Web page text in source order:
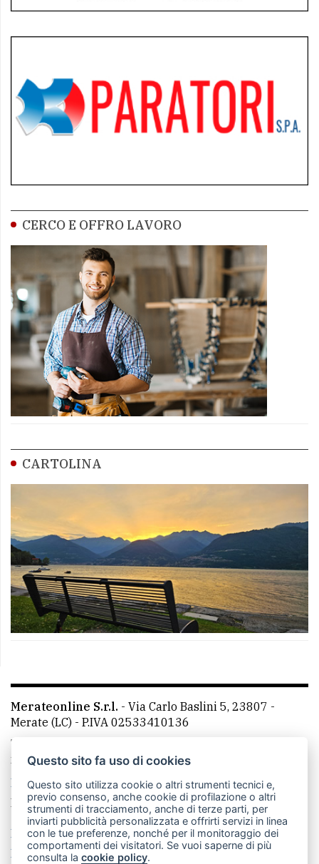
CERCO E OFFRO LAVORO
CARTOLINA
Merateonline S.r.l. - Via Carlo Baslini 5, 23807 -
Merate (LC) - P.IVA 02533410136
Telefono:
mail: redazione@leccoonline.com
La redazione
MerateOnline CasateOnline
RSS
Made by VIP
Privacy policy
Cookie policy
Rivedi le tue scelte sui cookie
Questo sito fa uso di cookies
Questo sito utilizza cookie o altri strumenti tecnici e,
previo consenso, anche cookie di profilazione o altri
strumenti di tracciamento, anche di terze parti, per
inviarti pubblicità personalizzata e offrirti servizi in linea
con le tue preferenze, nonché per il monitoraggio dei
comportamenti dei visitatori. Se vuoi saperne di più
consulta lacookie policy.